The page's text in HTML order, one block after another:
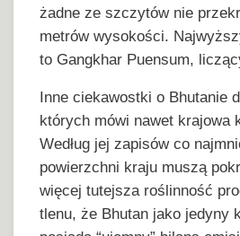
żadne ze szczytów nie
metrów wysokości.
to Gangkhar Puensum,
Inne ciekawostki o Bhutanie
których mówi nawet krajowa
Według jej zapisów co
powierzchni kraju muszą
więcej tutejsza roślinność
tlenu, że Bhutan jako jedyny